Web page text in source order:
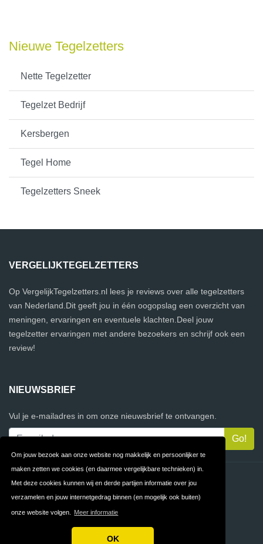
Om jouw bezoek aan onze website nog makkelijk en persoonlijker te
maken zetten we cookies (en daarmee vergelijkbare technieken) in.
Met deze cookies kunnen wij en derde partijen informatie over jou
verzamelen en jouw internetgedrag binnen (en mogelijk ook buiten)
onze website volgen. Meer informatie
OK
Nieuwe Tegelzetters
Nette Tegelzetter
Tegelzet Bedrijf
Kersbergen
Tegel Home
Tegelzetters Sneek
VERGELIJKTEGELZETTERS
Op VergelijkTegelzetters.nl lees je reviews over alle tegelzetters
van Nederland.Dit geeft jou in één oogopslag een overzicht van
meningen, ervaringen en eventuele klachten.Deel jouw
tegelzetter ervaringen met andere bezoekers en schrijf ook een
review!
NIEUWSBRIEF
Vul je e-mailadres in om onze nieuwsbrief te ontvangen.
Contact Privacy
Algemene FAQ